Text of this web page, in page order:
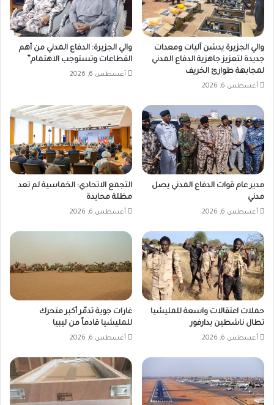
والي الجزيرة يدشن آليات ومعدات
جديدة لتعزيز جاهزية الدفاع المدني
لمجابهة طوارئ الخريف
أغسطس 6, 2026
والي الجزيرة: الدفاع المدني من أهم
القطاعات وتستوجب الاهتمام”
أغسطس 6, 2026
مدير عام قوات الدفاع المدني يصل
مدني
أغسطس 6, 2026
التجمع الاتحادي: الخماسية لم تعد
مظلة محايدة
أغسطس 6, 2026
حملات اعتقالات واسعة للمليشيا
تطال ناشطين بدارفور
أغسطس 6, 2026
غارات جوية تدمّر أكبر متحرك
للمليشيا قادماً من ليبيا
أغسطس 6, 2026